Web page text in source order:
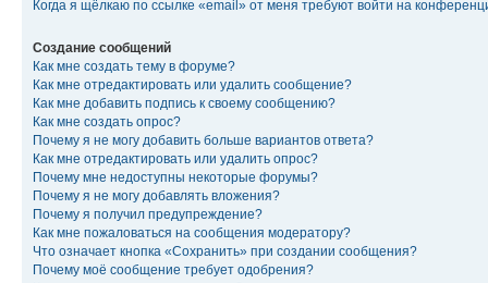
Когда я щёлкаю по ссылке «email» от меня требуют войти на
Создание сообщений
Как мне создать тему в форуме?
Как мне отредактировать или удалить сообщение?
Как мне добавить подпись к своему сообщению?
Как мне создать опрос?
Почему я не могу добавить больше вариантов ответа?
Как мне отредактировать или удалить опрос?
Почему мне недоступны некоторые форумы?
Почему я не могу добавлять вложения?
Почему я получил предупреждение?
Как мне пожаловаться на сообщения модератору?
Что означает кнопка «Сохранить» при создании сообщения?
Почему моё сообщение требует одобрения?